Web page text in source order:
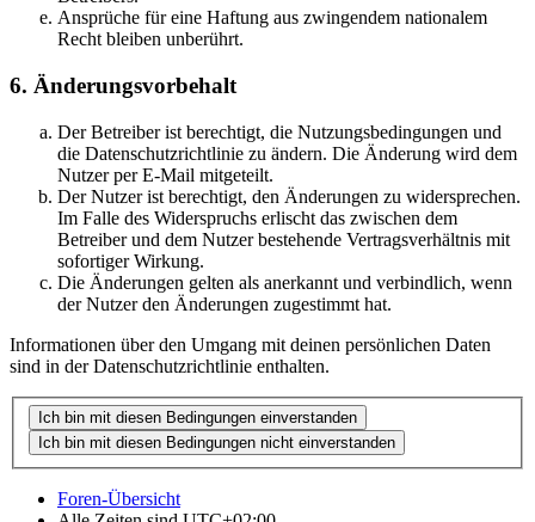
Ansprüche für eine Haftung aus zwingendem nationalem
Recht bleiben unberührt.
6. Änderungsvorbehalt
Der Betreiber ist berechtigt, die Nutzungsbedingungen und
die Datenschutzrichtlinie zu ändern. Die Änderung wird dem
Nutzer per E-Mail mitgeteilt.
Der Nutzer ist berechtigt, den Änderungen zu widersprechen.
Im Falle des Widerspruchs erlischt das zwischen dem
Betreiber und dem Nutzer bestehende Vertragsverhältnis mit
sofortiger Wirkung.
Die Änderungen gelten als anerkannt und verbindlich, wenn
der Nutzer den Änderungen zugestimmt hat.
Informationen über den Umgang mit deinen persönlichen Daten
sind in der Datenschutzrichtlinie enthalten.
Foren-Übersicht